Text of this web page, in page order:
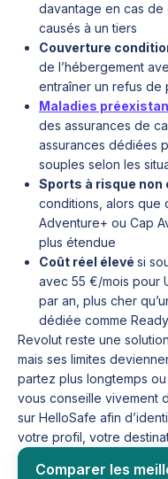
davantage en cas
causés à un tiers
Couverture
de l’hébergement
entraîner un refus de
Maladies
des assurances de
assurances dédiées
souples selon les
Sports à risque non
conditions, alors que
Adventure+ ou Cap
plus étendue
Coût réel élevé si
avec 55 €/mois pour
par an, plus cher
dédiée comme
Revolut reste une
mais ses limites
partez plus longtemps
vous conseille vivement
sur HelloSafe afin
votre profil, votre
Comparer les